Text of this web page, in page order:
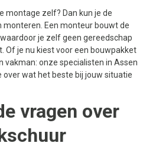
montage zelf? Dan kun je de
monteren. Een monteur bouwt de
je zelf geen gereedschap
Of je nu kiest voor een bouwpakket
vakman: onze specialisten in Assen
wat het beste bij jouw situatie
vragen over